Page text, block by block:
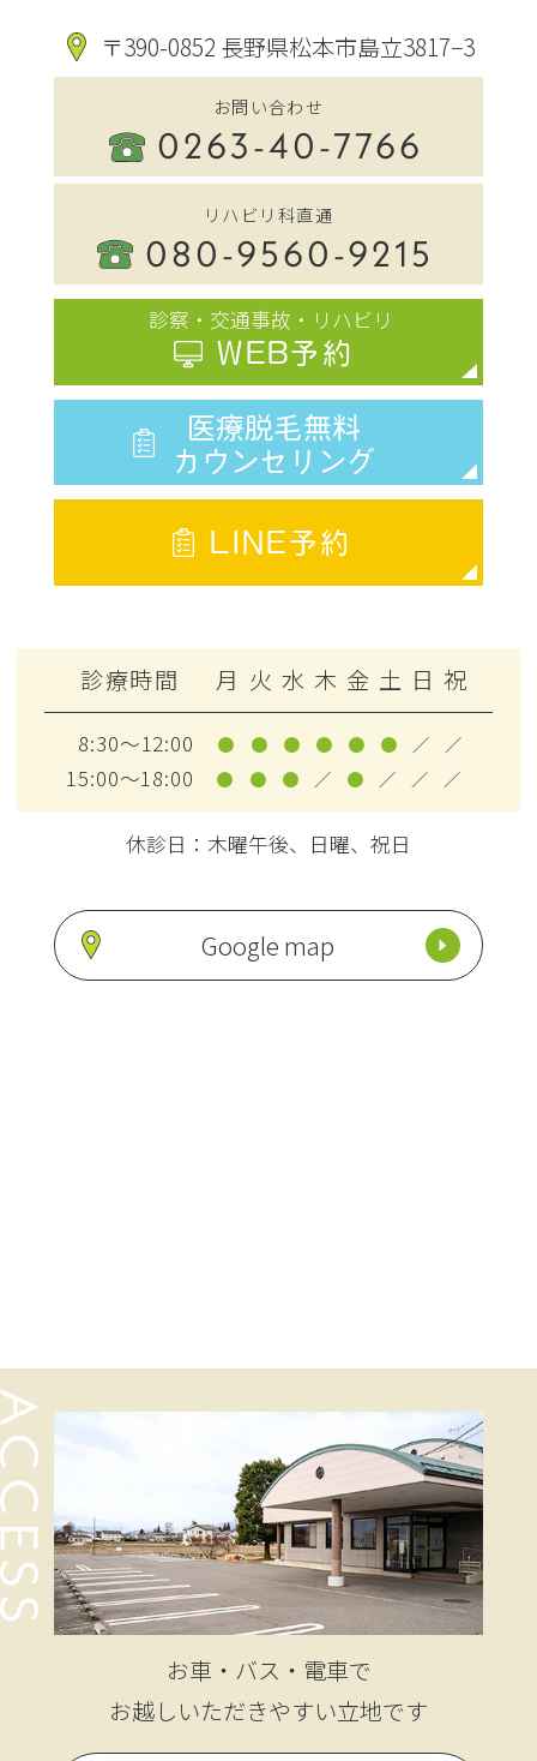
〒390-0852 長野県松本市島立3817−3
お問い合わせ
0263-40-7766
リハビリ科直通
080-9560-9215
診察・交通事故・リハビリ
WEB予約
医療脱毛無料
カウンセリング
LINE予約
診療時間 月 火 水 木 金 土 日 祝
8:30～12:00 ● ● ● ● ● ● ／ ／
15:00～18:00 ● ● ● ／ ● ／ ／ ／
休診日：木曜午後、日曜、祝日
Google map
お車・バス・電車で
お越しいただきやすい立地です